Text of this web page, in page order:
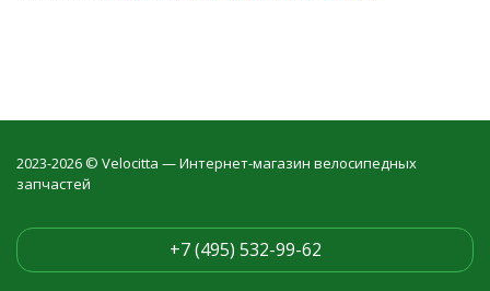
2023-2026 © Velocitta — Интернет-магазин велосипедных
запчастей
+7 (495) 532-99-62